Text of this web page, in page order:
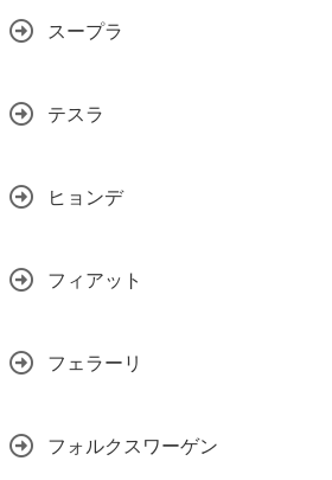
スープラ
テスラ
ヒョンデ
フィアット
フェラーリ
フォルクスワーゲン